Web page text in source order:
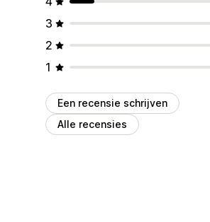
3
2
1
Een recensie schrijven
Alle recensies